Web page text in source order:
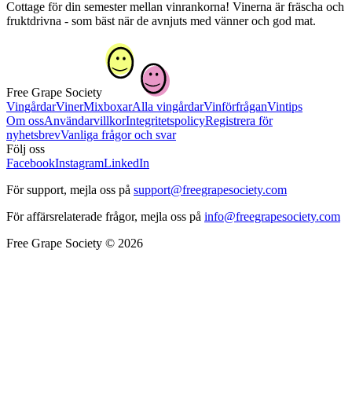
Cottage för din semester mellan vinrankorna! Vinerna är fräscha och
fruktdrivna - som bäst när de avnjuts med vänner och god mat.
Free Grape Society
VingårdarVinerMixboxarAlla vingårdarVinförfråganVintips
Om ossAnvändarvillkorIntegritetspolicyRegistrera för
nyhetsbrevVanliga frågor och svar
Följ oss
FacebookInstagramLinkedIn
För support, mejla oss på support@freegrapesociety.com
För affärsrelaterade frågor, mejla oss på info@freegrapesociety.com
Free Grape Society © 2026